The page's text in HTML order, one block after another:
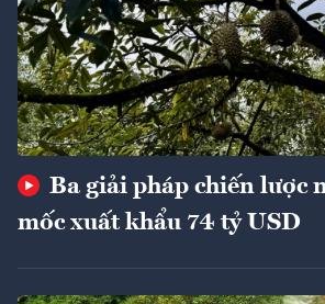
Ba giải pháp chiến lược
mốc xuất khẩu 74 tỷ USD